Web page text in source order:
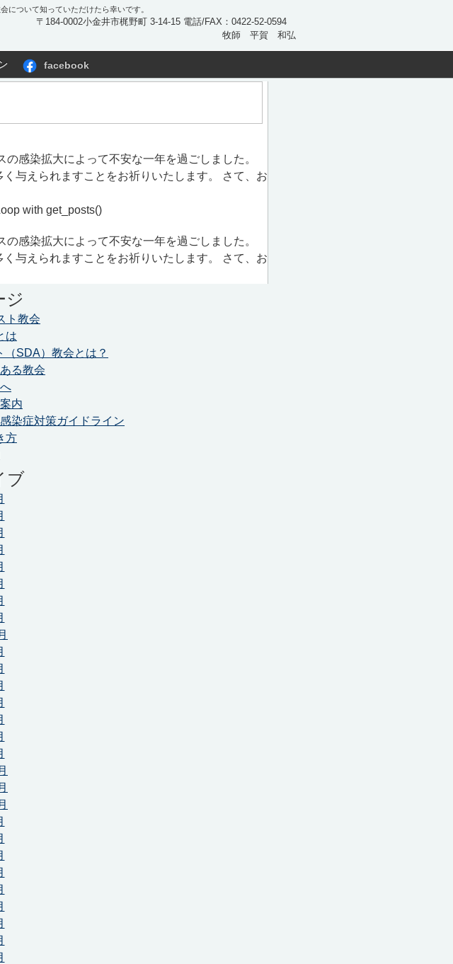
について知っていただけたら幸いです。
〒184-0002小金井市梶野町 3-14-15 電話/FAX：0422-52-0594
牧師 平賀 和弘
facebook
感染拡大によって不安な一年を過ごしました。
与えられますことをお祈りいたします。 さて、お
with get_posts()
感染拡大によって不安な一年を過ごしました。
与えられますことをお祈りいたします。 さて、お
ジ
ト教会
は
SDA）教会とは？
る教会
内
染症対策ガイドライン
方
ブ